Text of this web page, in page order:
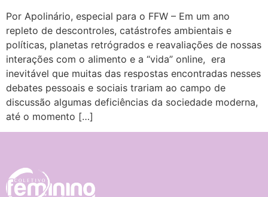
Por Apolinário, especial para o FFW – Em um ano
repleto de descontroles, catástrofes ambientais e
políticas, planetas retrógrados e reavaliações de nossas
interações com o alimento e a “vida” online, era
inevitável que muitas das respostas encontradas nesses
debates pessoais e sociais trariam ao campo de
discussão algumas deficiências da sociedade moderna,
até o momento […]